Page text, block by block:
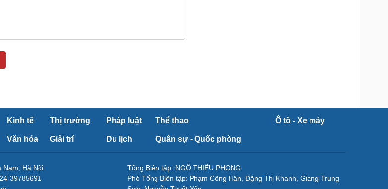
Kinh tế Thị trường Pháp luật Thể thao Ô tô - Xe máy
Văn hóa Giải trí Du lịch Quân sự - Quốc phòng
Nam, Hà Nội
39785691
Tổng Biên tập: NGÔ THIỆU PHONG
Phó Tổng Biên tập: Phạm Công Hân, Đặng Thị Khanh, Giang Trung